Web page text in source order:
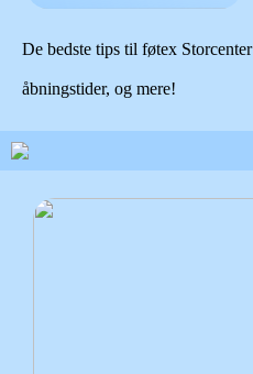
De bedste tips til føtex
åbningstider, og mere!